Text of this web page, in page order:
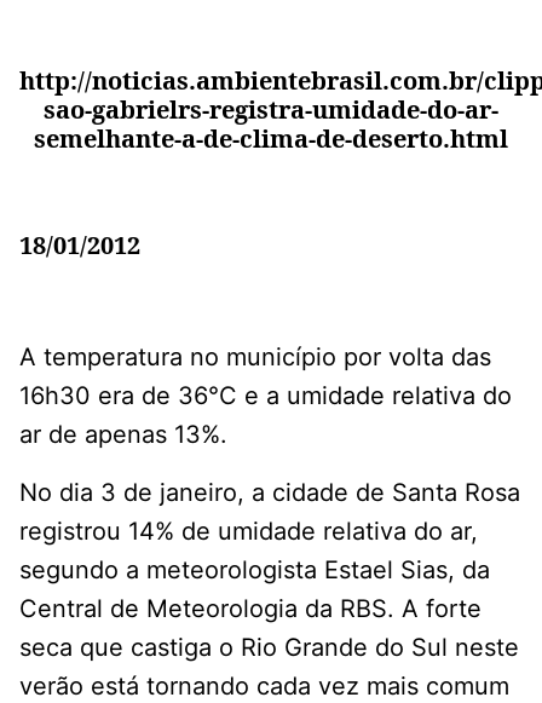
http://noticias.ambientebrasil.com.br/
sao-gabrielrs-registra-umidade-do-ar-
semelhante-a-de-clima-de-deserto.html
18/01/2012
A temperatura no município por volta das
16h30 era de 36°C e a umidade relativa do
ar de apenas 13%.
No dia 3 de janeiro, a cidade de Santa Rosa
registrou 14% de umidade relativa do ar,
segundo a meteorologista Estael Sias, da
Central de Meteorologia da RBS. A forte
seca que castiga o Rio Grande do Sul neste
verão está tornando cada vez mais comum